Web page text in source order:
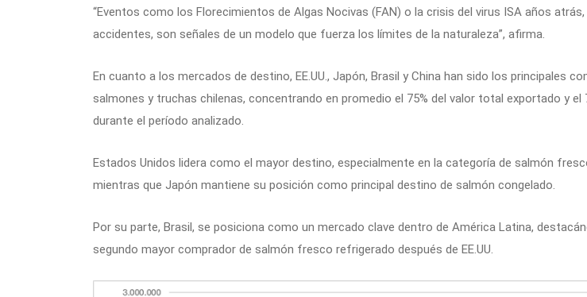
“Eventos como los Florecimientos de Algas Nocivas (FAN) o la crisis del virus ISA años
accidentes, son señales de un modelo que fuerza los límites de la naturaleza”, afirma.
En cuanto a los mercados de destino, EE.UU., Japón, Brasil y China han sido los principales
salmones y truchas chilenas, concentrando en promedio el 75% del valor total exportado y el
durante el período analizado.
Estados Unidos lidera como el mayor destino, especialmente en la categoría de salmón
mientras que Japón mantiene su posición como principal destino de salmón congelado.
Por su parte, Brasil, se posiciona como un mercado clave dentro de América Latina,
segundo mayor comprador de salmón fresco refrigerado después de EE.UU.